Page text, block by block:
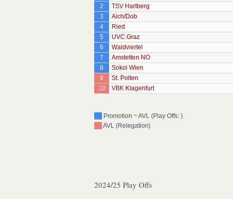
2
TSV Hartberg
3
Aich/Dob
4
Ried
5
UVC Graz
6
Waldviertel
7
Amstetten NO
8
Sokol Wien
9
St. Polten
10
VBK Klagenfurt
Promotion ~ AVL (Play Offs: )
AVL (Relegation)
2024/25 Play Offs